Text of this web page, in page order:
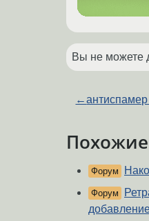
Вы не можете
←антиспамер
Форум
Форум